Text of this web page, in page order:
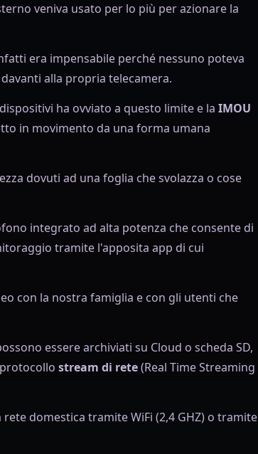
veniva usato per lo più per azionare la
era impensabile perché nessuno poteva
alla propria telecamera.
ha ovviato a questo limite e la IMOU
in movimento da una forma umana
dovuti ad una foglia che svolazza o cose
integrato ad alta potenza che consente di
tramite l'apposita app di cui
con la nostra famiglia e con gli utenti che
essere archiviati su Cloud o scheda SD,
stream di rete(Real Time Streaming
domestica tramite WiFi (2,4 GHZ) o tramite